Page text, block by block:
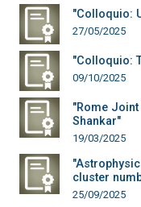
"Colloquio:
27/05/2025
"Colloquio:
09/10/2025
"Rome
Shankar"
19/03/2025
cluster
25/09/2025